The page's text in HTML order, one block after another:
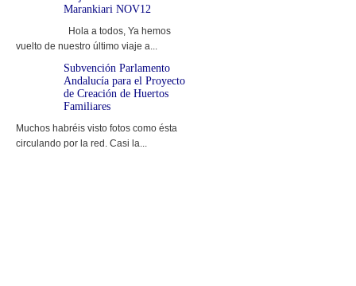
Marankiari NOV12
Hola a todos, Ya hemos
vuelto de nuestro último viaje a...
Subvención Parlamento
Andalucía para el Proyecto
de Creación de Huertos
Familiares
Muchos habréis visto fotos como ésta
circulando por la red. Casi la...